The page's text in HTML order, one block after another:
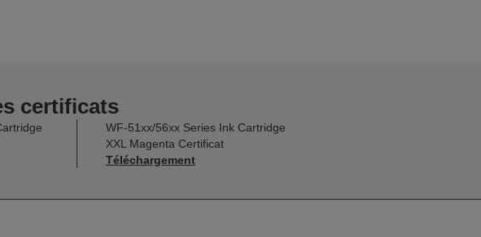
certificats
WF-51xx/56xx Series Ink Cartridge
XXL Magenta Certificat
Téléchargement